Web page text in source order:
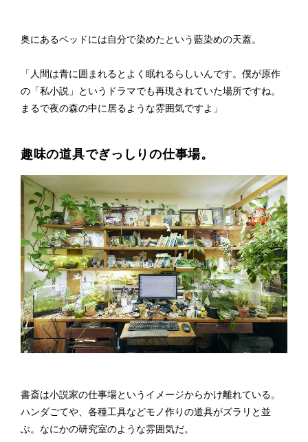
奥にあるベッドには自分で染めたという藍染めの天蓋。
「人間は青に囲まれるとよく眠れるらしいんです。僕が原作
の「私小説」というドラマでも再現されていた場所ですね。
まるで夜の森の中に居るような雰囲気ですよ」
趣味の道具でぎっしりの仕事場。
書斎は小説家の仕事場というイメージからかけ離れている。
ハンダごてや、各種工具などモノ作りの道具がズラリと並
ぶ。なにかの研究室のような雰囲気だ。